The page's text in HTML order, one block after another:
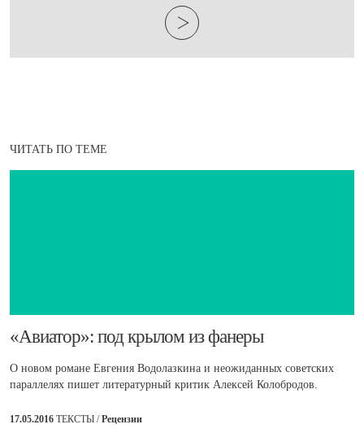
ЧИТАТЬ ПО ТЕМЕ
​«Авиатор»: под крылом из фанеры
О новом романе Евгения Водолазкина и неожиданных советских
параллелях пишет литературный критик Алексей Колобродов.
17.05.2016 ТЕКСТЫ /Рецензии